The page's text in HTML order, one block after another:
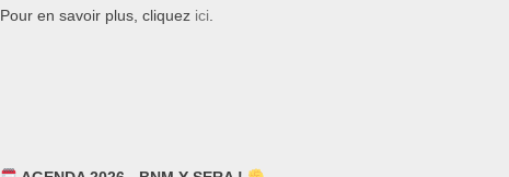
Pour en savoir plus, cliquez ici